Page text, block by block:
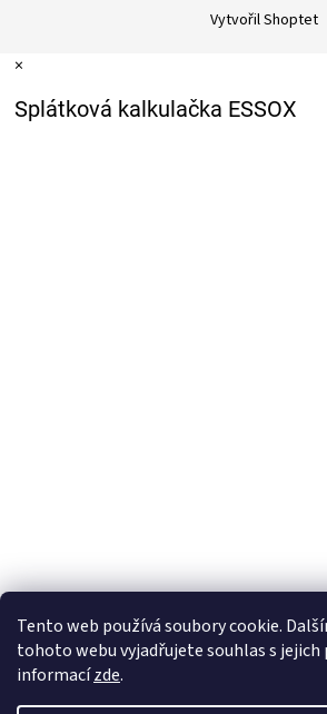
Tento web používá soubory cookie.
tohoto webu vyjadřujete souhlas s jejich
informacízde.
Vytvořil Shoptet
×
Splátková kalkulačka ESSOX